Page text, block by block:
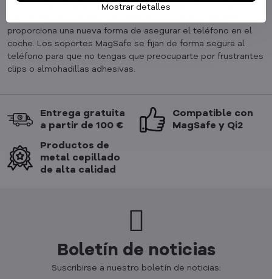
teléfono está equipado con imanes, MagSafe facilita la
proporciona una nueva forma de asegurar el teléfono en el
coche. Los soportes MagSafe se fijan de forma segura al
teléfono para que no tengas que preocuparte por frustrantes
clips o almohadillas adhesivas.
Entrega gratuita
a partir de 100 €
Compatible con
MagSafe y Qi2
Productos de
metal cepillado
de alta calidad
Boletín de noticias
Suscribirse a nuestro boletín de noticias:
Mostrar detalles